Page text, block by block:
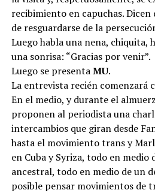
recibimiento en capuchas. Dicen
de resguardarse de la
Luego habla una nena, chiquita,
una sonrisa: “Gracias por venir”.
Luego se presentaMU.
La entrevista recién comenzará
En el medio, y durante el
proponen al periodista una
intercambios que giran desde
hasta el movimiento trans y
en Cuba y Syriza, todo en medio
ancestral, todo en medio de un
posible pensar movimientos de